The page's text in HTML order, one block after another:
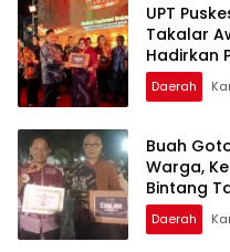
UPT
Takalar
Hadirkan
Berkualitas
Daerah
Buah
Warga,
Bintang
Daerah